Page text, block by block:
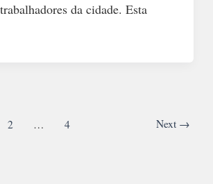
da cidade. Esta
2 … 4 Next →